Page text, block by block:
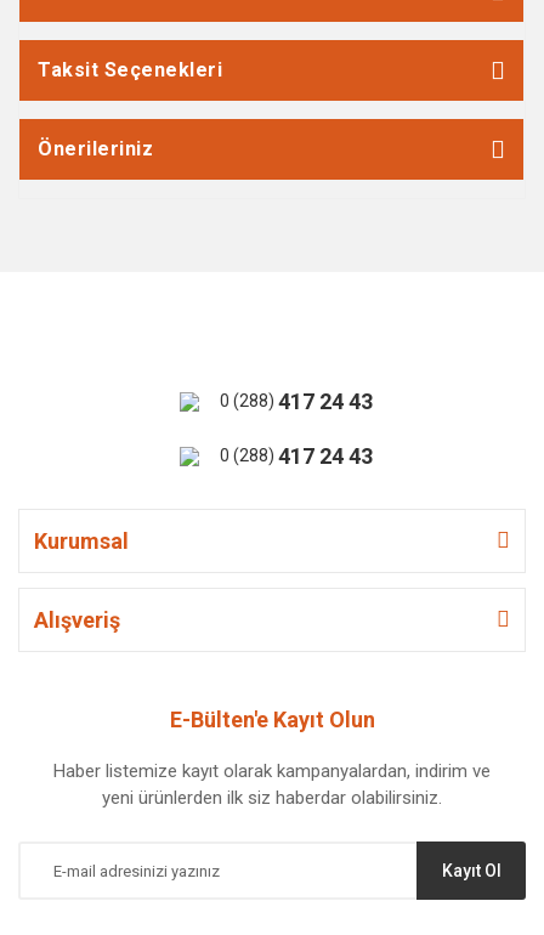
Taksit Seçenekleri
Önerileriniz
0 (288) 417 24 43
0 (288) 417 24 43
Kurumsal
Alışveriş
E-Bülten'e Kayıt Olun
Haber listemize kayıt olarak kampanyalardan, indirim ve
yeni ürünlerden ilk siz haberdar olabilirsiniz.
Kayıt Ol